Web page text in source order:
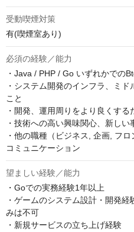
受動喫煙対策
有(喫煙室あり)
必須の経験／能力
・Java / PHP / Go いずれかでの
・システム開発のインフラ、ミ
こと
・開発、運用周りをより良くす
・技術への高い興味関心、新し
・他の職種（ビジネス, 企画, フ
コミュニケーション
望ましい経験／能力
・Goでの実務経験1年以上
・ゲームのシステム設計・開発
みは不可
・新規サービスの立ち上げ経験